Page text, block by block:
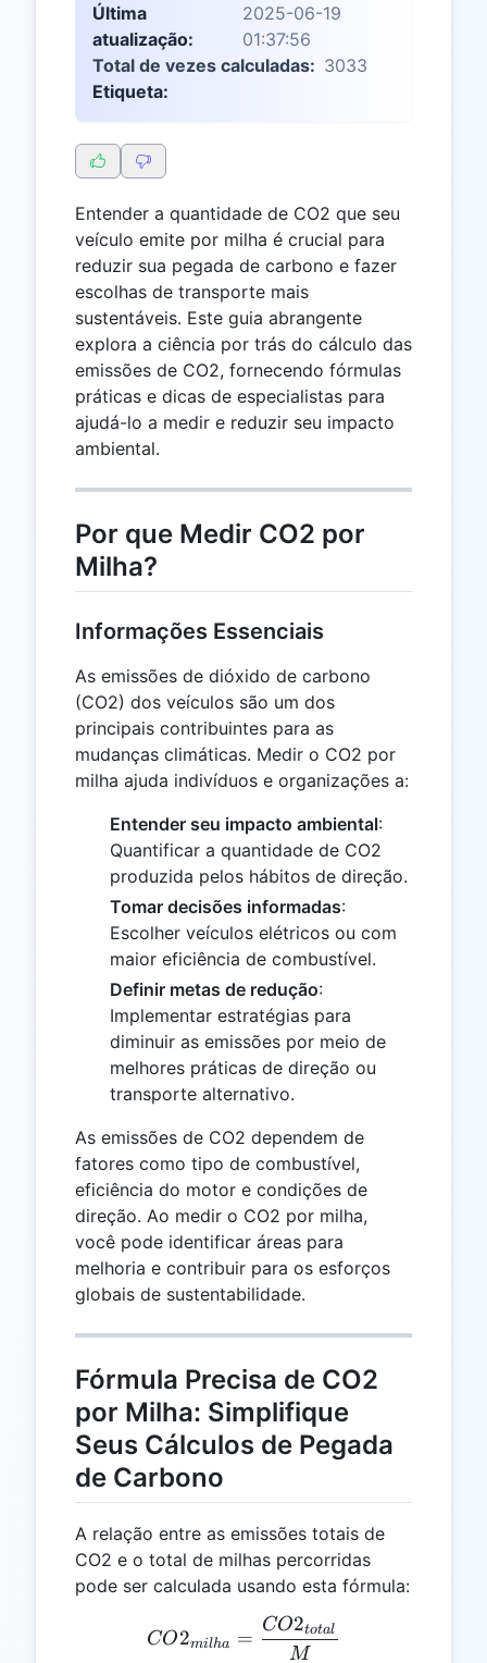
Última
atualização:
2025-06-19
01:37:56
Total de vezes calculadas: 3033
Etiqueta:
Entender a quantidade de CO2 que seu
veículo emite por milha é crucial para
reduzir sua pegada de carbono e fazer
escolhas de transporte mais
sustentáveis. Este guia abrangente
explora a ciência por trás do cálculo das
emissões de CO2, fornecendo fórmulas
práticas e dicas de especialistas para
ajudá-lo a medir e reduzir seu impacto
ambiental.
Por que Medir CO2 por
Milha?
Informações Essenciais
As emissões de dióxido de carbono
(CO2) dos veículos são um dos
principais contribuintes para as
mudanças climáticas. Medir o CO2 por
milha ajuda indivíduos e organizações a:
Entender seu impacto ambiental:
Quantificar a quantidade de CO2
produzida pelos hábitos de direção.
Tomar decisões informadas:
Escolher veículos elétricos ou com
maior eficiência de combustível.
Definir metas de redução:
Implementar estratégias para
diminuir as emissões por meio de
melhores práticas de direção ou
transporte alternativo.
As emissões de CO2 dependem de
fatores como tipo de combustível,
eficiência do motor e condições de
direção. Ao medir o CO2 por milha,
você pode identificar áreas para
melhoria e contribuir para os esforços
globais de sustentabilidade.
Fórmula Precisa de CO2
por Milha: Simplifique
Seus Cálculos de Pegada
de Carbono
A relação entre as emissões totais de
CO2 e o total de milhas percorridas
pode ser calculada usando esta fórmula:
CO2_{milha} =
CO2milha =
M
CO2total